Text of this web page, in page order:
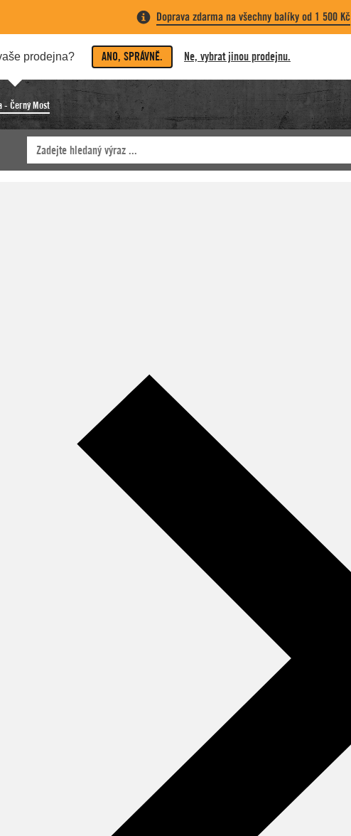
Doprava zdarma na všechny balíky od 1 500 Kč
prodejna? ANO, SPRÁVNĚ. Ne, vybrat jinou prodejnu.
- Černý Most